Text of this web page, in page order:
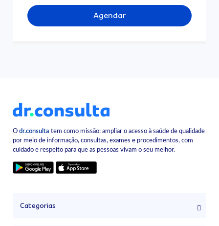
Agendar
Odr.consulta tem como missão: ampliar o acesso à saúde de qualidade
por meio de informação, consultas, exames e procedimentos, com
cuidado e respeito para que as pessoas vivam o seu melhor.
Categorias